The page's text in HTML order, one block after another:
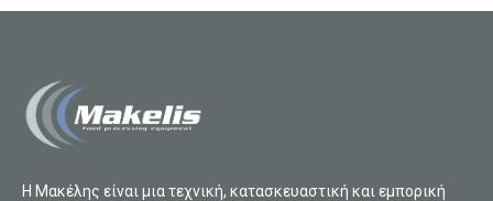
Η Μακέλης είναι μια τεχνική, κατασκευαστική και εμπορική